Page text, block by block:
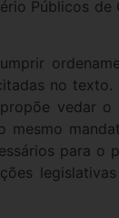
Públicos
no texto.
vedar
mesmo
para o